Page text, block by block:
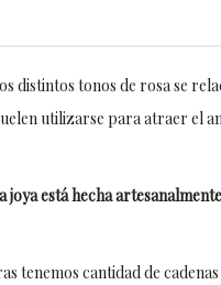
distintos tonos de rosa se
utilizarse para atraer el
joya está hecha
tenemos cantidad de